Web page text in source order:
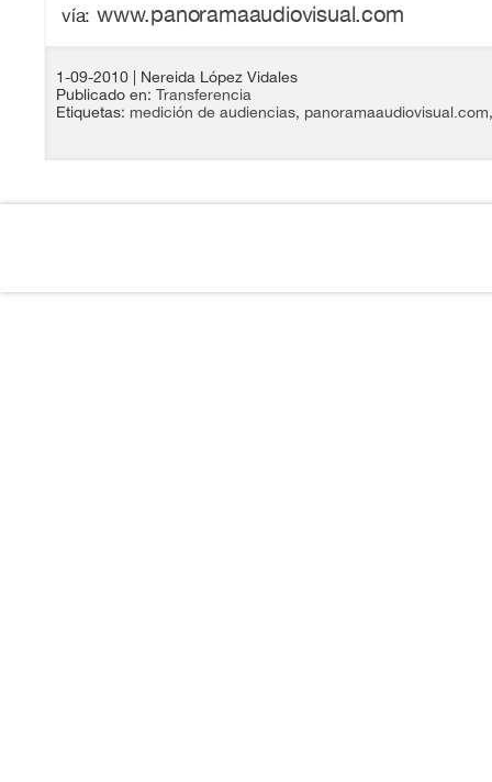
vía: www.panoramaaudiovisual.com
1-09-2010
| Nereida López Vidales
Publicado en: Transferencia
Etiquetas: medición de audiencias, panoramaaudiovisual.com